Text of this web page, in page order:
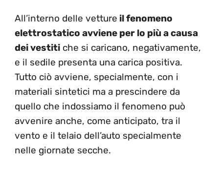
All’interno delle vetture il fenomeno
elettrostatico avviene per lo più a causa
dei vestiti che si caricano, negativamente,
e il sedile presenta una carica positiva.
Tutto ciò avviene, specialmente, con i
materiali sintetici ma a prescindere da
quello che indossiamo il fenomeno può
avvenire anche, come anticipato, tra il
vento e il telaio dell’auto specialmente
nelle giornate secche.